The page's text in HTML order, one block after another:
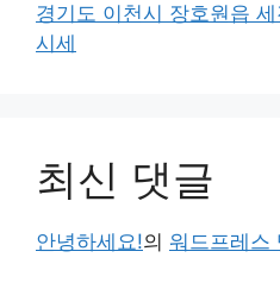
경기도 이천시 장호원읍
시세
최신 댓글
안녕하세요!의 워드프레스